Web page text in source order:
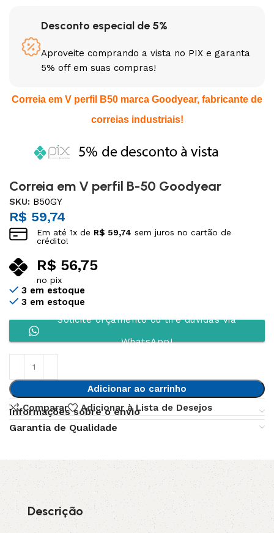
Desconto especial de 5%
Aproveite comprando a vista no PIX e garanta
5% off em suas compras!
Correia em V perfil B50 marca Goodyear, fabricante de
correias industriais!
Correia em V perfil B-50 Goodyear
SKU: B50GY
R$ 59,74
Em até1x de R$ 59,74 sem juros no cartão de
crédito!
R$ 56,75
no pix
3 em estoque
3 em estoque
Solicite orçamento ou tire dúvidas via
WhatsApp!
Adicionar ao carrinho
Comparar
Adicionar à Lista de Desejos
Informações sobre o envio
Garantia de Qualidade
Descrição